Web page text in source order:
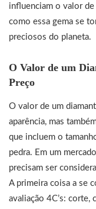
influenciam o valor
como essa gema se
preciosos do planeta.
O Valor de um
Preço
O valor de um
aparência, mas
que incluem o
pedra. Em um
precisam ser
A primeira coisa a se
avaliação 4C’s: corte,